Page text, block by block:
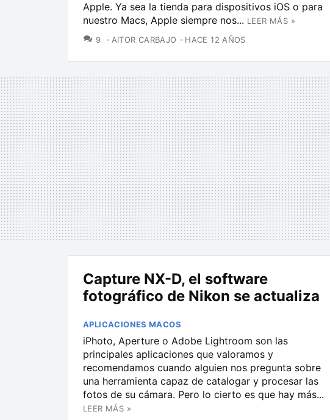
Apple. Ya sea la tienda para dispositivos iOS o para
nuestro Macs, Apple siempre nos... LEER MÁS »
9 COMENTARIOS
AITOR CARBAJO HACE 12 AÑOS
Capture NX-D, el software
fotográfico de Nikon se actualiza
APLICACIONES MACOS
iPhoto, Aperture o Adobe Lightroom son las
principales aplicaciones que valoramos y
recomendamos cuando alguien nos pregunta sobre
una herramienta capaz de catalogar y procesar las
fotos de su cámara. Pero lo cierto es que hay más...
LEER MÁS »